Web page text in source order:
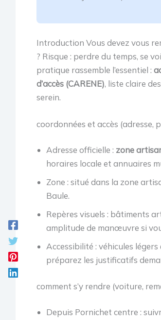
Introduction Vous devez vous
? Risque : perdre du temps, se
pratique rassemble l’essentiel :
d’accès (CARENE), liste claire
serein.
coordonnées et accès (adresse,
Adresse officielle : zone
horaires locale et annuaires
Zone : situé dans la zone
Baule.
Repères visuels : bâtiments
amplitude de manœuvre si
Accessibilité : véhicules
préparez les justificatifs
comment s’y rendre (voiture,
Depuis Pornichet centre :